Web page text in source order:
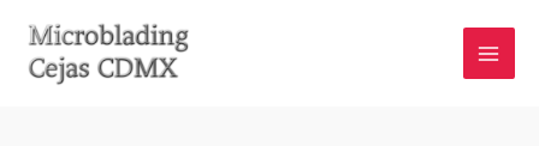
contenido